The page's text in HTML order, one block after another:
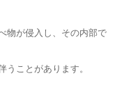
物が侵入し、その内部で
うことがあります。